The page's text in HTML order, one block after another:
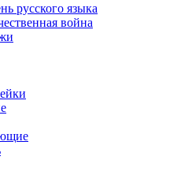
русского языка
война